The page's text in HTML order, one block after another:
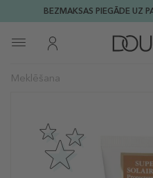
BEZMAKSAS PIEGĀDE UZ